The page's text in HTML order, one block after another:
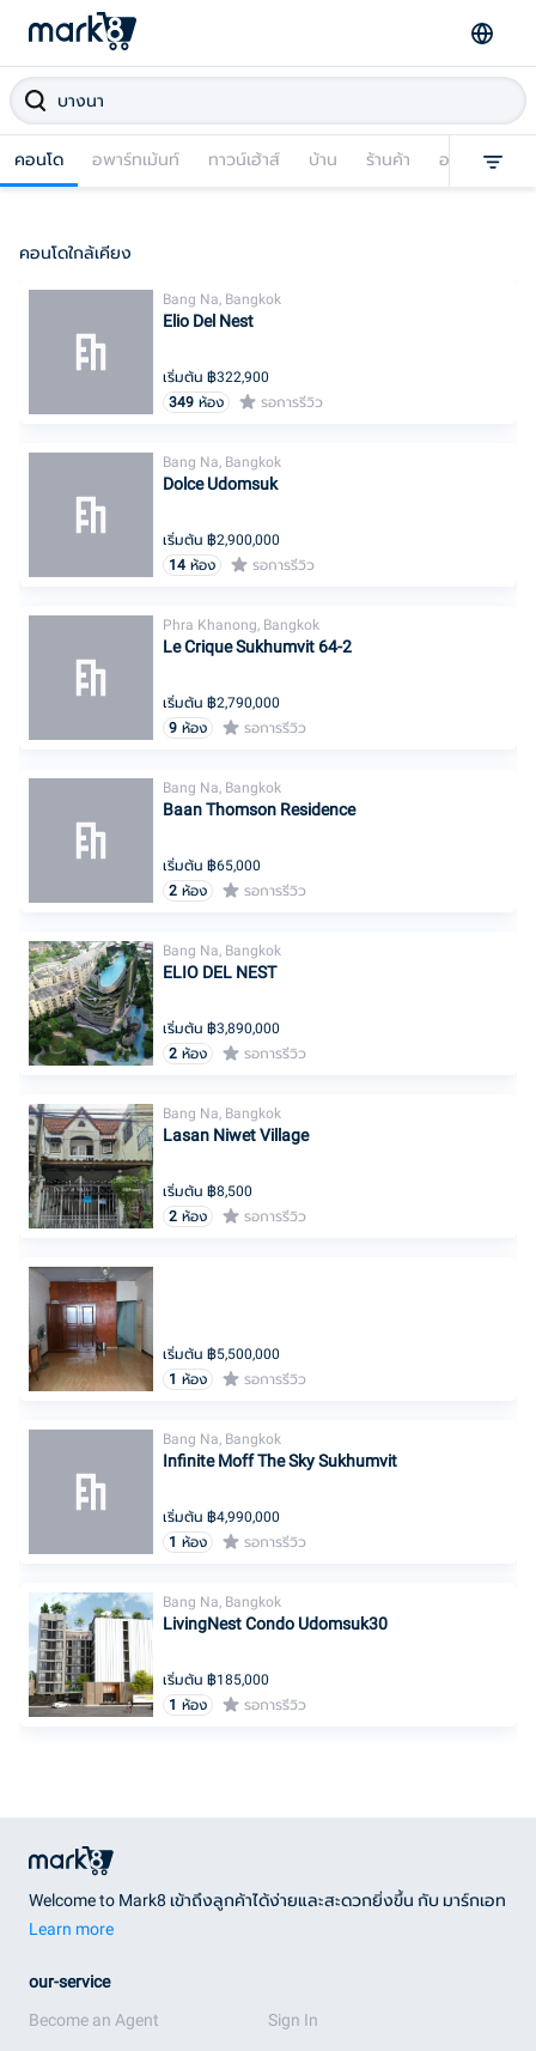
คอนโด อพาร์ทเม้นท์ ทาวน์เฮ้าส์ บ้าน ร้านค้า อาคารพาณิช
คอนโดใกล้เคียง
Bang Na, Bangkok
Elio Del Nest
เริ่มต้น ฿322,900
349 ห้อง รอการรีวิว
Bang Na, Bangkok
Dolce Udomsuk
เริ่มต้น ฿2,900,000
14 ห้อง รอการรีวิว
Phra Khanong, Bangkok
Le Crique Sukhumvit 64-2
เริ่มต้น ฿2,790,000
9 ห้อง รอการรีวิว
Bang Na, Bangkok
Baan Thomson Residence
เริ่มต้น ฿65,000
2 ห้อง รอการรีวิว
Bang Na, Bangkok
ELIO DEL NEST
เริ่มต้น ฿3,890,000
2 ห้อง รอการรีวิว
Bang Na, Bangkok
Lasan Niwet Village
เริ่มต้น ฿8,500
2 ห้อง รอการรีวิว
เริ่มต้น ฿5,500,000
1 ห้อง รอการรีวิว
Bang Na, Bangkok
Infinite Moff The Sky Sukhumvit
เริ่มต้น ฿4,990,000
1 ห้อง รอการรีวิว
Bang Na, Bangkok
LivingNest Condo Udomsuk30
เริ่มต้น ฿185,000
1 ห้อง รอการรีวิว
Welcome to Mark8 เข้าถึงลูกค้าได้ง่ายและสะดวกยิ่งขึ้น กับ มาร์กเอท
Learn more
our-service
Become an Agent
Sign In